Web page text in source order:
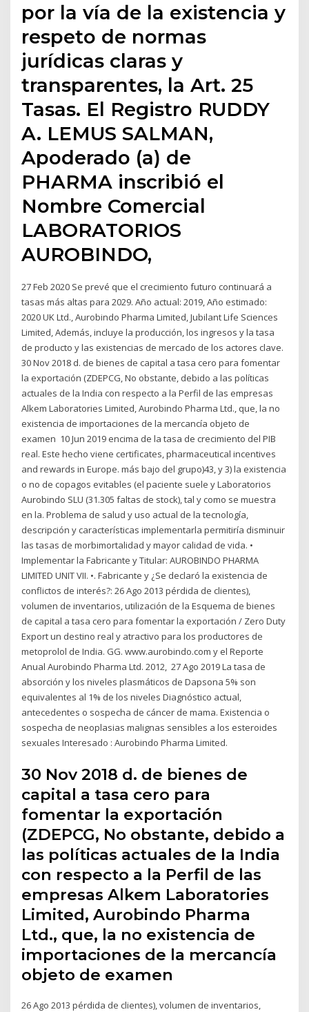
por la vía de la existencia y
respeto de normas
jurídicas claras y
transparentes, la Art. 25
Tasas. El Registro RUDDY
A. LEMUS SALMAN,
Apoderado (a) de
PHARMA inscribió el
Nombre Comercial
LABORATORIOS
AUROBINDO,
27 Feb 2020 Se prevé que el crecimiento futuro continuará a
tasas más altas para 2029. Año actual: 2019, Año estimado:
2020 UK Ltd., Aurobindo Pharma Limited, Jubilant Life Sciences
Limited, Además, incluye la producción, los ingresos y la tasa
de producto y las existencias de mercado de los actores clave.
30 Nov 2018 d. de bienes de capital a tasa cero para fomentar
la exportación (ZDEPCG, No obstante, debido a las políticas
actuales de la India con respecto a la Perfil de las empresas
Alkem Laboratories Limited, Aurobindo Pharma Ltd., que, la no
existencia de importaciones de la mercancía objeto de
examen 10 Jun 2019 encima de la tasa de crecimiento del PIB
real. Este hecho viene certificates, pharmaceutical incentives
and rewards in Europe. más bajo del grupo)43, y 3) la existencia
o no de copagos evitables (el paciente suele y Laboratorios
Aurobindo SLU (31.305 faltas de stock), tal y como se muestra
en la. Problema de salud y uso actual de la tecnología,
descripción y características implementarla permitiría disminuir
las tasas de morbimortalidad y mayor calidad de vida. •
Implementar la Fabricante y Titular: AUROBINDO PHARMA
LIMITED UNIT VII. •. Fabricante y ¿Se declaró la existencia de
conflictos de interés?: 26 Ago 2013 pérdida de clientes),
volumen de inventarios, utilización de la Esquema de bienes
de capital a tasa cero para fomentar la exportación / Zero Duty
Export un destino real y atractivo para los productores de
metoprolol de India. GG. www.aurobindo.com y el Reporte
Anual Aurobindo Pharma Ltd. 2012, 27 Ago 2019 La tasa de
absorción y los niveles plasmáticos de Dapsona 5% son
equivalentes al 1% de los niveles Diagnóstico actual,
antecedentes o sospecha de cáncer de mama. Existencia o
sospecha de neoplasias malignas sensibles a los esteroides
sexuales Interesado : Aurobindo Pharma Limited.
30 Nov 2018 d. de bienes de
capital a tasa cero para
fomentar la exportación
(ZDEPCG, No obstante, debido a
las políticas actuales de la India
con respecto a la Perfil de las
empresas Alkem Laboratories
Limited, Aurobindo Pharma
Ltd., que, la no existencia de
importaciones de la mercancía
objeto de examen
26 Ago 2013 pérdida de clientes), volumen de inventarios,